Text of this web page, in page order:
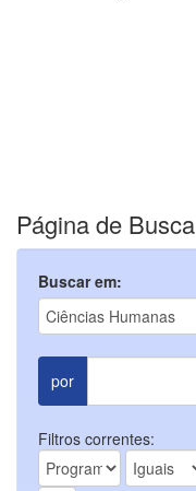
Página de Busca
Buscar em:
por
Filtros correntes: